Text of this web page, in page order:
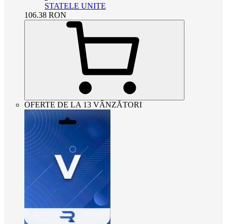
STATELE UNITE
106.38 RON
OFERTE DE LA 13 VÂNZĂTORI